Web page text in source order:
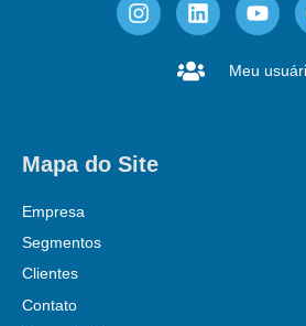
Meu
Mapa do Site
Empresa
Segmentos
Clientes
Contato